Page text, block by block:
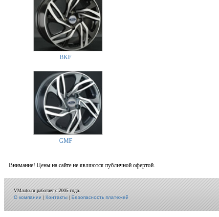
BKF
GMF
Внимание! Цены на сайте не являются публичной офертой.
VMauto.ru работает с 2005 года.
О компании|Контакты|Безопасность платежей